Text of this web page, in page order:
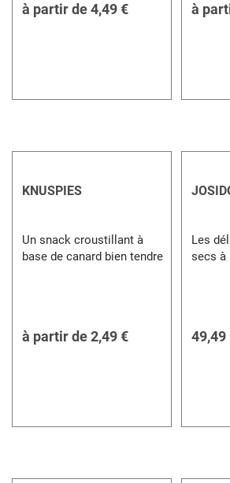
à partir de4,49 € à
KNUSPIES
Un snack croustillant à
base de canard bien tendre
à partir de2,49 €
Les
secs à
49,49